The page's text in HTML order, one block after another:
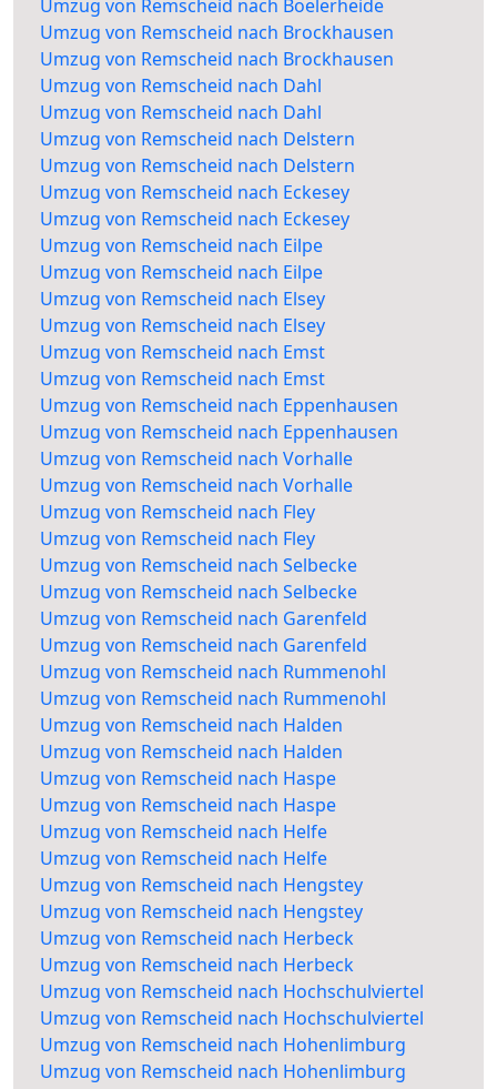
Umzug von Remscheid nach Boelerheide
Umzug von Remscheid nach Brockhausen
Umzug von Remscheid nach Brockhausen
Umzug von Remscheid nach Dahl
Umzug von Remscheid nach Dahl
Umzug von Remscheid nach Delstern
Umzug von Remscheid nach Delstern
Umzug von Remscheid nach Eckesey
Umzug von Remscheid nach Eckesey
Umzug von Remscheid nach Eilpe
Umzug von Remscheid nach Eilpe
Umzug von Remscheid nach Elsey
Umzug von Remscheid nach Elsey
Umzug von Remscheid nach Emst
Umzug von Remscheid nach Emst
Umzug von Remscheid nach Eppenhausen
Umzug von Remscheid nach Eppenhausen
Umzug von Remscheid nach Vorhalle
Umzug von Remscheid nach Vorhalle
Umzug von Remscheid nach Fley
Umzug von Remscheid nach Fley
Umzug von Remscheid nach Selbecke
Umzug von Remscheid nach Selbecke
Umzug von Remscheid nach Garenfeld
Umzug von Remscheid nach Garenfeld
Umzug von Remscheid nach Rummenohl
Umzug von Remscheid nach Rummenohl
Umzug von Remscheid nach Halden
Umzug von Remscheid nach Halden
Umzug von Remscheid nach Haspe
Umzug von Remscheid nach Haspe
Umzug von Remscheid nach Helfe
Umzug von Remscheid nach Helfe
Umzug von Remscheid nach Hengstey
Umzug von Remscheid nach Hengstey
Umzug von Remscheid nach Herbeck
Umzug von Remscheid nach Herbeck
Umzug von Remscheid nach Hochschulviertel
Umzug von Remscheid nach Hochschulviertel
Umzug von Remscheid nach Hohenlimburg
Umzug von Remscheid nach Hohenlimburg